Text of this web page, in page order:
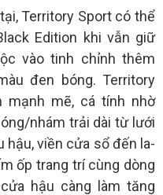
Territory Sport có thể
Edition khi vẫn giữ
vào tinh chỉnh thêm
đen bóng. Territory
mạnh mẽ, cá tính nhờ
nhám trải dài từ lưới
hậu, viền cửa sổ đến la-
ốp trang trí cùng dòng
hậu càng làm tăng